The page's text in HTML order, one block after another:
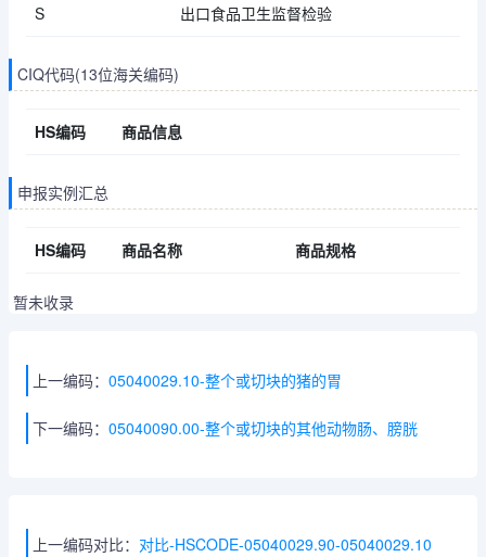
S 出口食品卫生监督检验
CIQ代码(13位海关编码)
HS编码 商品信息
申报实例汇总
HS编码 商品名称 商品规格
暂未收录
上一编码： 05040029.10-整个或切块的猪的胃
下一编码： 05040090.00-整个或切块的其他动物肠、膀胱
上一编码对比： 对比-HSCODE-05040029.90-05040029.10